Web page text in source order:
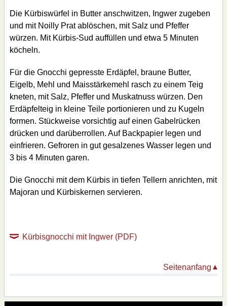
Die Kürbiswürfel in Butter anschwitzen, Ingwer zugeben
und mit Noilly Prat ablöschen, mit Salz und Pfeffer
würzen. Mit Kürbis-Sud auffüllen und etwa 5 Minuten
köcheln.
Für die Gnocchi gepresste Erdäpfel, braune Butter,
Eigelb, Mehl und Maisstärkemehl rasch zu einem Teig
kneten, mit Salz, Pfeffer und Muskatnuss würzen. Den
Erdäpfelteig in kleine Teile portionieren und zu Kugeln
formen. Stückweise vorsichtig auf einen Gabelrücken
drücken und darüberrollen. Auf Backpapier legen und
einfrieren. Gefroren in gut gesalzenes Wasser legen und
3 bis 4 Minuten garen.
Die Gnocchi mit dem Kürbis in tiefen Tellern anrichten, mit
Majoran und Kürbiskernen servieren.
Kürbisgnocchi mit Ingwer (PDF)
Seitenanfang